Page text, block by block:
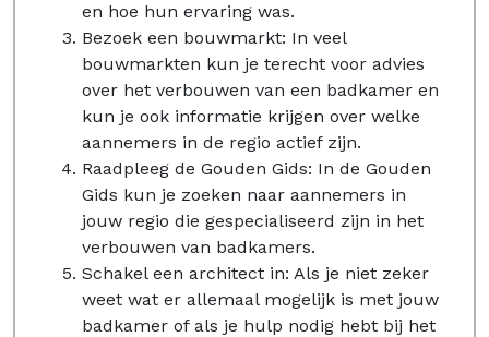
en hoe hun ervaring was.
Bezoek een bouwmarkt: In veel
bouwmarkten kun je terecht voor advies
over het verbouwen van een badkamer en
kun je ook informatie krijgen over welke
aannemers in de regio actief zijn.
Raadpleeg de Gouden Gids: In de Gouden
Gids kun je zoeken naar aannemers in
jouw regio die gespecialiseerd zijn in het
verbouwen van badkamers.
Schakel een architect in: Als je niet zeker
weet wat er allemaal mogelijk is met jouw
badkamer of als je hulp nodig hebt bij het